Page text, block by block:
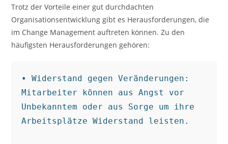
Trotz der Vorteile einer gut durchdachten
Organisationsentwicklung gibt es Herausforderungen, die
im Change Management auftreten können. Zu den
häufigsten Herausforderungen gehören:
• Widerstand gegen Veränderungen:
Mitarbeiter können aus Angst vor
Unbekanntem oder aus Sorge um ihre
Arbeitsplätze Widerstand leisten.